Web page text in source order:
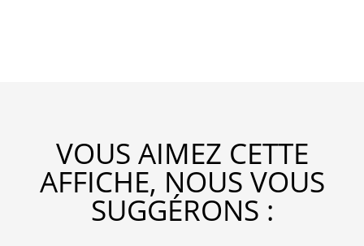
VOUS AIMEZ CETTE
AFFICHE, NOUS VOUS
SUGGÉRONS :